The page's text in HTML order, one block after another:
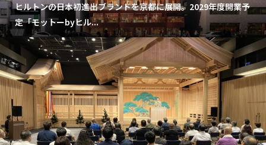
ヒルトンの日本初進出ブランドを京都に展開。2029年度開業予
定「モットーbyヒル...